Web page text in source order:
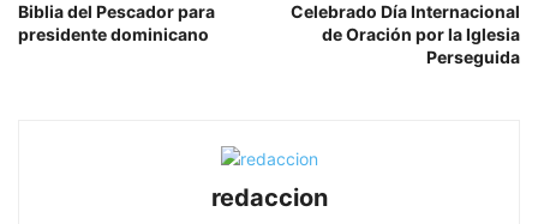
Biblia del Pescador para
presidente dominicano
Celebrado Día Internacional
de Oración por la Iglesia
Perseguida
redaccion